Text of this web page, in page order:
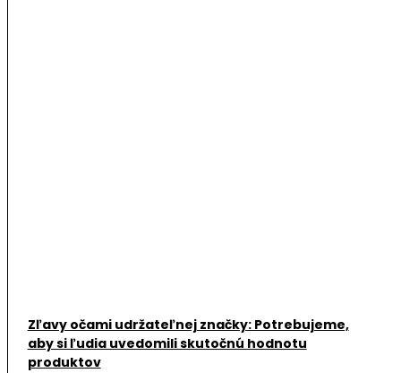
Zľavy očami udržateľnej značky: Potrebujeme,
aby si ľudia uvedomili skutočnú hodnotu
produktov